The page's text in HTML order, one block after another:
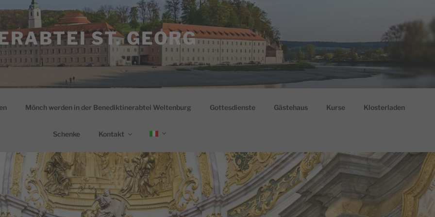
ST. GEORG
Mönch werden in der Benediktinerabtei Weltenburg Gottesdienste Gästehaus Kurse Klosterladen
Schenke Kontakt